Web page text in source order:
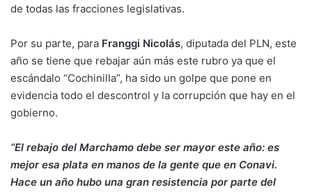
de todas las fracciones legislativas.
Por su parte, para Franggi Nicolás, diputada del PLN, este
año se tiene que rebajar aún más este rubro ya que el
escándalo “Cochinilla”, ha sido un golpe que pone en
evidencia todo el descontrol y la corrupción que hay en el
gobierno.
“El rebajo del Marchamo debe ser mayor este año: es
mejor esa plata en manos de la gente que en Conavi.
Hace un año hubo una gran resistencia por parte del